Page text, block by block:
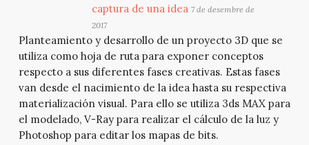
captura de una idea 7 de desembre de
2017
Planteamiento y desarrollo de un proyecto 3D que se
utiliza como hoja de ruta para exponer conceptos
respecto a sus diferentes fases creativas. Estas fases
van desde el nacimiento de la idea hasta su respectiva
materialización visual. Para ello se utiliza 3ds MAX para
el modelado, V-Ray para realizar el cálculo de la luz y
Photoshop para editar los mapas de bits.